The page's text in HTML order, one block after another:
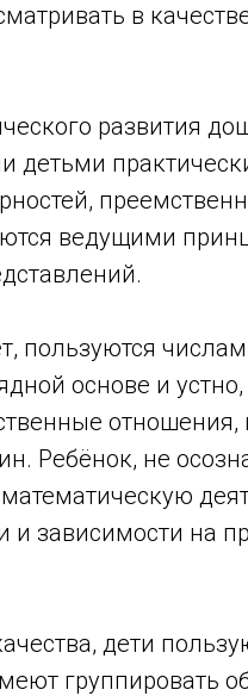
в
развития
детьми
ведущими
пользуются
основе и
отношения,
Ребёнок, не
и зависимости на
дети
группировать